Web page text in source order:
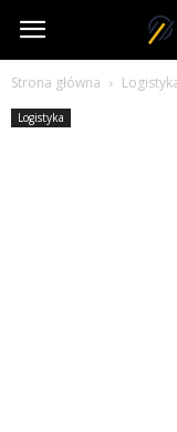
360interactive.pl
Strona główna
Logistyka